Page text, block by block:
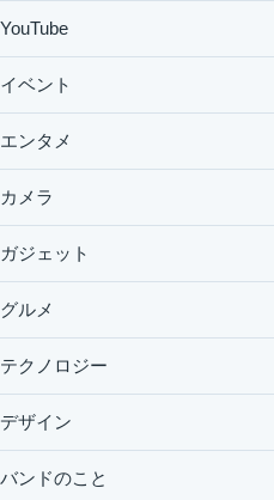
YouTube
イベント
エンタメ
カメラ
ガジェット
グルメ
テクノロジー
デザイン
バンドのこと